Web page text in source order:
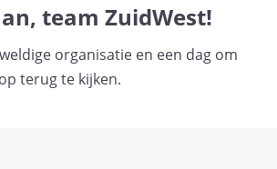
team ZuidWest!
organisatie en een dag om
terug te kijken.